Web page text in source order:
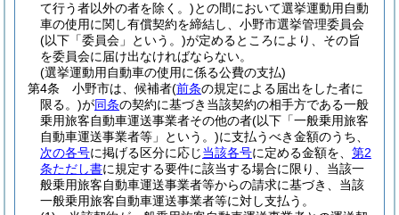
て行う者以外の者を除く。)との間において選挙運動用自動
車の使用に関し有償契約を締結し、小野市選挙管理委員会
(以下「委員会」という。)が定めるところにより、その旨
を委員会に届け出なければならない。
(選挙運動用自動車の使用に係る公費の支払)
第4条
小野市は、候補者(前条の規定による届出をした者に
限る。)が同条の契約に基づき当該契約の相手方である一般
乗用旅客自動車運送事業者その他の者(以下「一般乗用旅客
自動車運送事業者等」という。)に支払うべき金額のうち、
次の各号に掲げる区分に応じ当該各号に定める金額を、 第2
条ただし書に規定する要件に該当する場合に限り、当該一
般乗用旅客自動車運送事業者等からの請求に基づき、当該
一般乗用旅客自動車運送事業者等に対し支払う。